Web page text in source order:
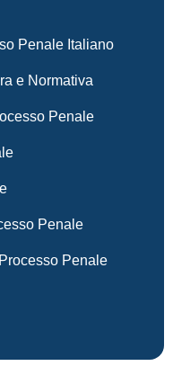
Penale Italiano
e Normativa
Penale
Penale
Penale